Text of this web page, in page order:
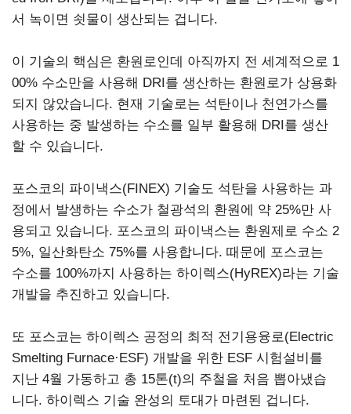
서 녹이면 쇳물이 생산되는 겁니다.
이 기술의 핵심은 환원로인데 아직까지 전 세계적으로 1
00% 수소만을 사용해 DRI를 생산하는 환원로가 상용화
되지 않았습니다. 현재 기술로는 석탄이나 천연가스를
사용하는 중 발생하는 수소를 일부 활용해 DRI를 생산
할 수 있습니다.
포스코의 파이낵스(FINEX) 기술도 석탄을 사용하는 과
정에서 발생하는 수소가 철광석의 환원에 약 25%만 사
용되고 있습니다. 포스코의 파이낵스는 환원제로 수소 2
5%, 일산화탄소 75%를 사용합니다. 때문에 포스코는
수소를 100%까지 사용하는 하이렉스(HyREX)라는 기술
개발을 추진하고 있습니다.
또 포스코는 하이렉스 공정의 최적 전기용융로(Electric
Smelting Furnace·ESF) 개발을 위한 ESF 시험설비를
지난 4월 가동하고 총 15톤(t)의 주철을 처음 뽑아냈습
니다. 하이렉스 기술 완성의 토대가 마련된 겁니다.